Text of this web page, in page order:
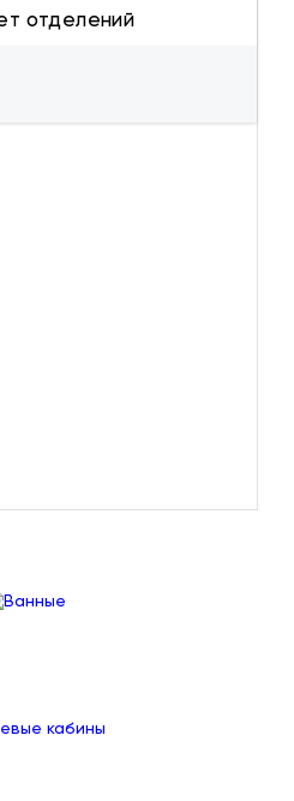
отделений